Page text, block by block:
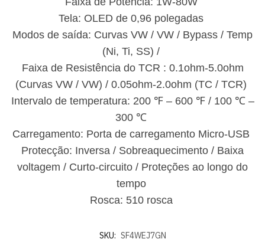
Tela: OLED de 0,96 polegadas
Modos de saída: Curvas VW / VW / Bypass / Temp
(Ni, Ti, SS) /
Faixa de Resistência do TCR : 0.1ohm-5.0ohm
(Curvas VW / VW) / 0.05ohm-2.0ohm (TC / TCR)
Intervalo de temperatura: 200 ℉ – 600 ℉ / 100 ℃ –
300 ℃
Carregamento: Porta de carregamento Micro-USB
Protecção: Inversa / Sobreaquecimento / Baixa
voltagem / Curto-circuito / Proteções ao longo do
tempo
Rosca: 510 rosca
SKU: SF4WEJ7GN